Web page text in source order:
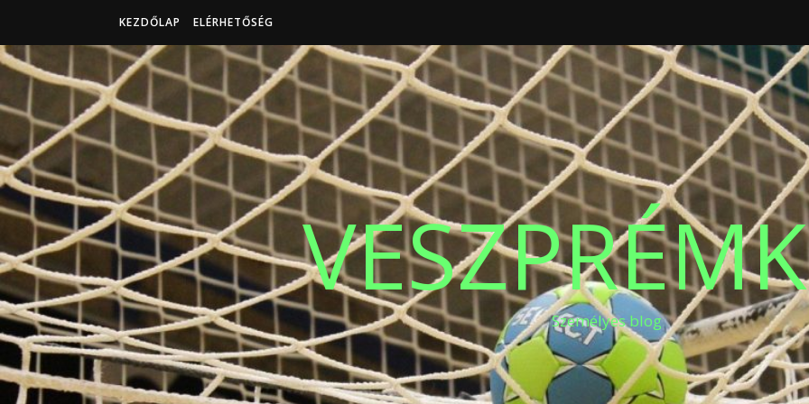
KEZDŐLAP ELÉRHETŐSÉG
Személyes blog